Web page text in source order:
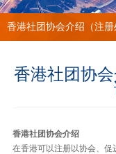
香港社团协会介绍（注册
香港社团协
香港社团协会介绍
在香港可以注册以协会、